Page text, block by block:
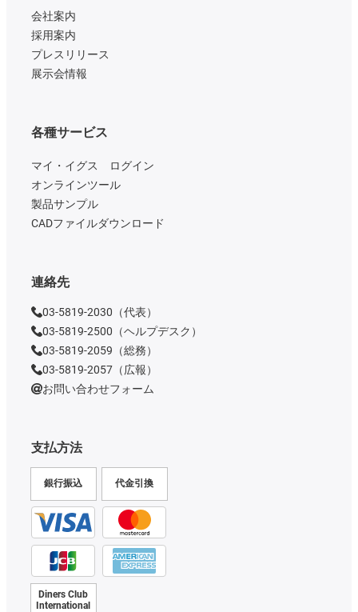
会社案内
採用案内
プレスリリース
展示会情報
支払方法
銀行振込 代金引換
Diners Club
International
各種サービス
マイ・イグス ログイン
オンラインツール
製品サンプル
CADファイルダウンロード
連絡先
03-5819-2030（代表）
03-5819-2500（ヘルプデスク）
03-5819-2059（総務）
03-5819-2057（広報）
お問い合わせフォーム